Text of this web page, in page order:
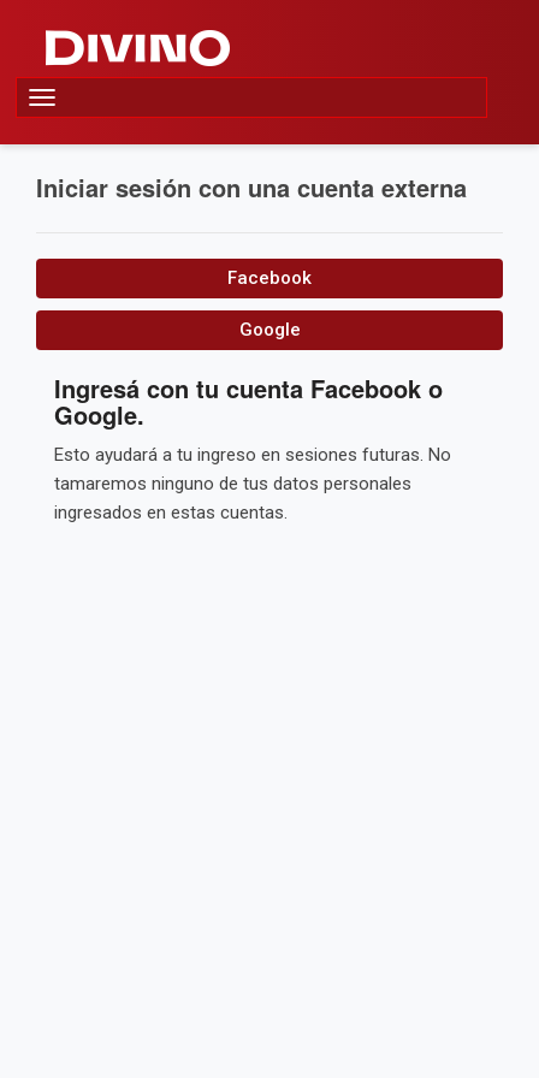
Iniciar sesión con una cuenta externa
Facebook
Google
Ingresá con tu cuenta Facebook o
Google.
Esto ayudará a tu ingreso en sesiones futuras. No
tamaremos ninguno de tus datos personales
ingresados en estas cuentas.